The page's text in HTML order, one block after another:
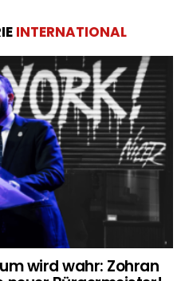
INTERNATIONAL
wird wahr: Zohran